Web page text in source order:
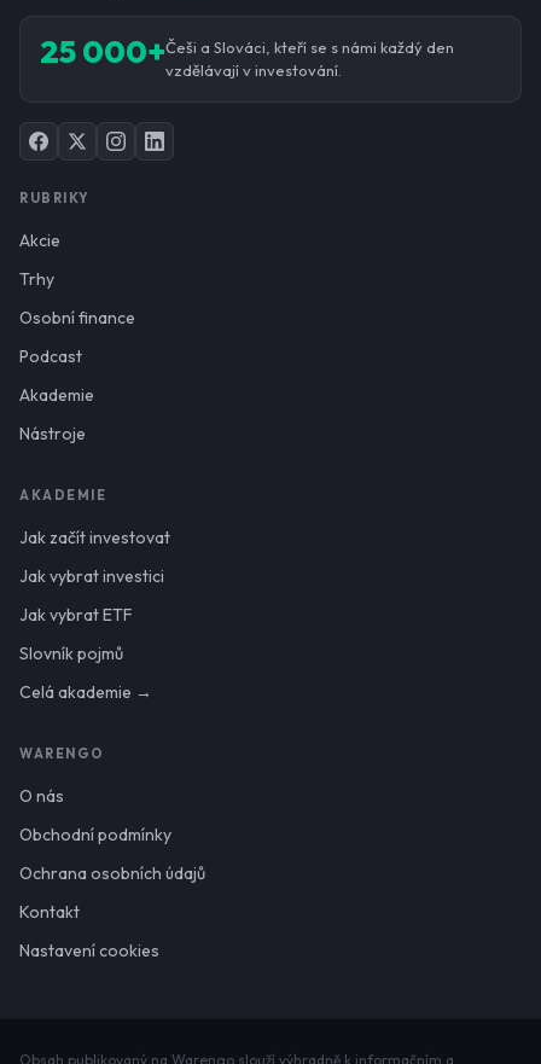
25 000+Češi a Slováci, kteří se s námi každý den
vzdělávají v investování.
RUBRIKY
Akcie
Trhy
Osobní finance
Podcast
Akademie
Nástroje
AKADEMIE
Jak začít investovat
Jak vybrat investici
Jak vybrat ETF
Slovník pojmů
Celá akademie →
WARENGO
O nás
Obchodní podmínky
Ochrana osobních údajů
Kontakt
Nastavení cookies
Obsah publikovaný na Warengo slouží výhradně k informačním a